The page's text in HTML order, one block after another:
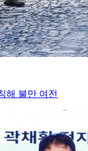
해 불만 여전